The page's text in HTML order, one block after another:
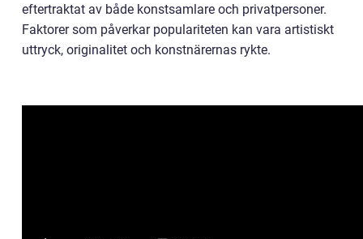
eftertraktat av både konstsamlare och privatpersoner.
Faktorer som påverkar populariteten kan vara artistiskt
uttryck, originalitet och konstnärernas rykte.